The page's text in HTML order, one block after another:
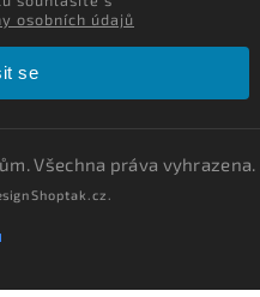
osobních údajů
se
. Všechna práva vyhrazena.
Shoptak.cz.